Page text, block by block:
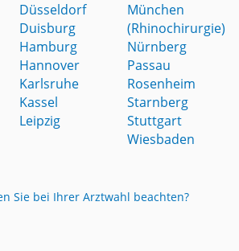
Düsseldorf
Duisburg
Hamburg
Hannover
Karlsruhe
Kassel
Leipzig
München
(Rhinochirurgie)
Nürnberg
Passau
Rosenheim
Starnberg
Stuttgart
Wiesbaden
Sie bei Ihrer Arztwahl beachten?